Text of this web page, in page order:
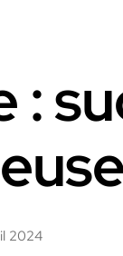
2024